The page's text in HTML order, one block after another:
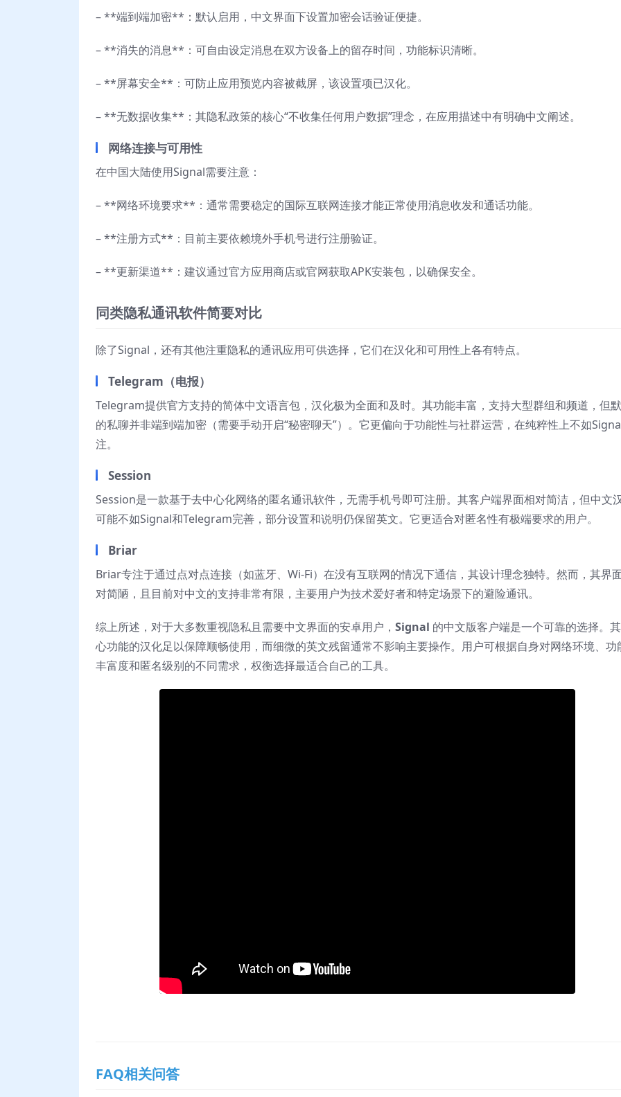
– **端到端加密**：默认启用，中文界面下设置加密会话验证便捷。
– **消失的消息**：可自由设定消息在双方设备上的留存时间，功能标识清晰。
– **屏幕安全**：可防止应用预览内容被截屏，该设置项已汉化。
– **无数据收集**：其隐私政策的核心“不收集任何用户数据”理念，在应用描述中有明确中文阐述。
网络连接与可用性
在中国大陆使用Signal需要注意：
– **网络环境要求**：通常需要稳定的国际互联网连接才能正常使用消息收发和通话功能。
– **注册方式**：目前主要依赖境外手机号进行注册验证。
– **更新渠道**：建议通过官方应用商店或官网获取APK安装包，以确保安全。
同类隐私通讯软件简要对比
除了Signal，还有其他注重隐私的通讯应用可供选择，它们在汉化和可用性上各有特点。
Telegram（电报）
Telegram提供官方支持的简体中文语言包，汉化极为全面和及时。其功能丰富，支持大型群组和频道，但
的私聊并非端到端加密（需要手动开启“秘密聊天”）。它更偏向于功能性与社群运营，在纯粹性上不如
注。
Session
Session是一款基于去中心化网络的匿名通讯软件，无需手机号即可注册。其客户端界面相对简洁，但中文
可能不如Signal和Telegram完善，部分设置和说明仍保留英文。它更适合对匿名性有极端要求的用户。
Briar
Briar专注于通过点对点连接（如蓝牙、Wi-Fi）在没有互联网的情况下通信，其设计理念独特。然而，其界
对简陋，且目前对中文的支持非常有限，主要用户为技术爱好者和特定场景下的避险通讯。
综上所述，对于大多数重视隐私且需要中文界面的安卓用户， Signal 的中文版客户端是一个可靠的选择。
心功能的汉化足以保障顺畅使用，而细微的英文残留通常不影响主要操作。用户可根据自身对网络环境、功
丰富度和匿名级别的不同需求，权衡选择最适合自己的工具。
FAQ相关问答